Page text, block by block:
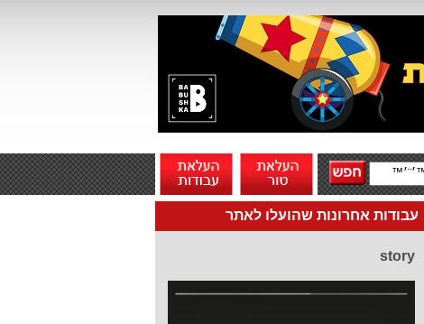
עבודות אחרונות שהועלו לאתר
story